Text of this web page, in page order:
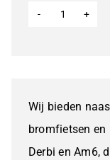
Wij bieden
bromfietsen en
Derbi en Am6,